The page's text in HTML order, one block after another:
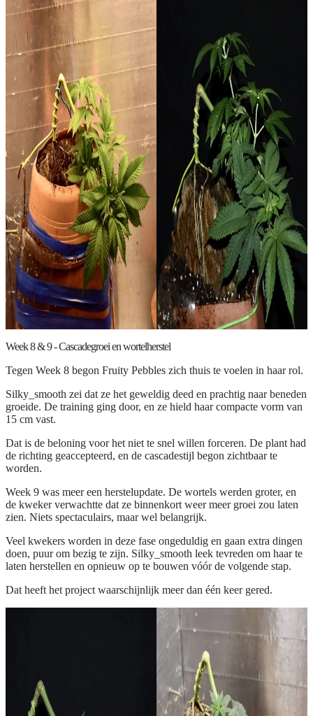
Week 8 & 9 - Cascadegroei en wortelherstel
Tegen Week 8 begon Fruity Pebbles zich thuis te voelen in haar rol.
Silky_smooth zei dat ze het geweldig deed en prachtig naar beneden
groeide. De training ging door, en ze hield haar compacte vorm van
15 cm vast.
Dat is de beloning voor het niet te snel willen forceren. De plant had
de richting geaccepteerd, en de cascadestijl begon zichtbaar te
worden.
Week 9 was meer een herstelupdate. De wortels werden groter, en
de kweker verwachtte dat ze binnenkort weer meer groei zou laten
zien. Niets spectaculairs, maar wel belangrijk.
Veel kwekers worden in deze fase ongeduldig en gaan extra dingen
doen, puur om bezig te zijn. Silky_smooth leek tevreden om haar te
laten herstellen en opnieuw op te bouwen vóór de volgende stap.
Dat heeft het project waarschijnlijk meer dan één keer gered.